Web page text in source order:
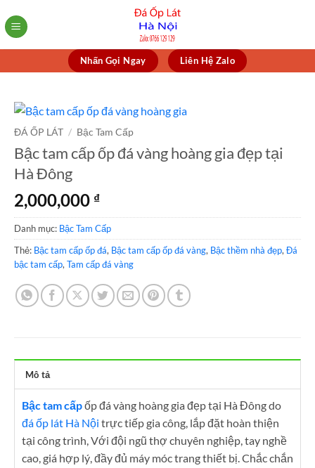
to
Nhấn Gọi Ngay Liên Hệ Zalo
ĐÁ ỐP LÁT / Bậc Tam Cấp
Bậc tam cấp ốp đá vàng hoàng gia đẹp tại
Hà Đông
2,000,000 ₫
Danh mục: Bậc Tam Cấp
Thẻ: Bậc tam cấp ốp đá, Bậc tam cấp ốp đá vàng, Bậc thềm nhà đẹp,Đá
bậc tam cấp,Tam cấp đá vàng
Mô tả
Bậc tam cấpốp đá vàng hoàng gia đẹp tại Hà Đông do
đá ốp lát Hà Nội trực tiếp gia công, lắp đặt hoàn thiện
tại công trình, Với đội ngũ thợ chuyên nghiệp, tay nghề
cao, giá hợp lý, đầy đủ máy móc trang thiết bị. Chắc chắn